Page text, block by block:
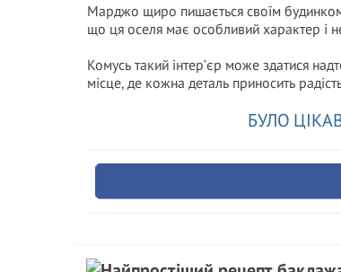
Марджо щиро пишається своїм
що ця оселя має особливий характер і
Комусь такий інтер’єр може здатися
місце, де кожна деталь приносить
БУЛО